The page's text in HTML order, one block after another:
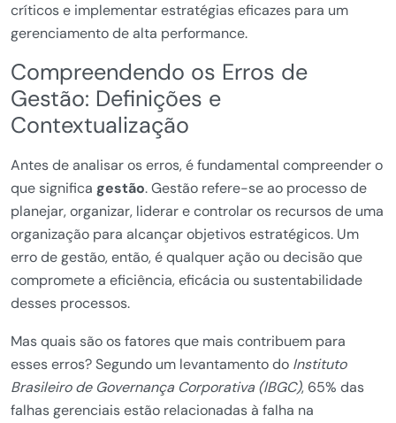
críticos e implementar estratégias eficazes para um
gerenciamento de alta performance.
Compreendendo os Erros de
Gestão: Definições e
Contextualização
Antes de analisar os erros, é fundamental compreender o
que significa gestão. Gestão refere-se ao processo de
planejar, organizar, liderar e controlar os recursos de uma
organização para alcançar objetivos estratégicos. Um
erro de gestão, então, é qualquer ação ou decisão que
compromete a eficiência, eficácia ou sustentabilidade
desses processos.
Mas quais são os fatores que mais contribuem para
esses erros? Segundo um levantamento do Instituto
Brasileiro de Governança Corporativa (IBGC), 65% das
falhas gerenciais estão relacionadas à falha na